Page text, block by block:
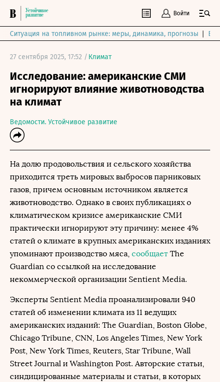
Войти
Ситуация на топливном рынке: меры, динамика, прогнозы
27 сентября 2025, 17:52 / Климат
Исследование: американские СМИ
игнорируют влияние животноводства
на климат
Ведомости. Устойчивое развитие
На долю продовольствия и сельского хозяйства
приходится треть мировых выбросов парниковых
газов, причем основным источником является
животноводство. Однако в своих публикациях о
климатическом кризисе американские СМИ
практически игнорируют эту причину: менее 4%
статей о климате в крупных американских изданиях
упоминают производство мяса, сообщает The
Guardian со ссылкой на исследование
некоммерческой организации Sentient Media.
Эксперты Sentient Media проанализировали 940
статей об изменении климата из 11 ведущих
американских изданий: The Guardian, Boston Globe,
Chicago Tribune, CNN, Los Angeles Times, New York
Post, New York Times, Reuters, Star Tribune, Wall
Street Journal и Washington Post. Авторские статьи,
синдицированные материалы и статьи, в которых